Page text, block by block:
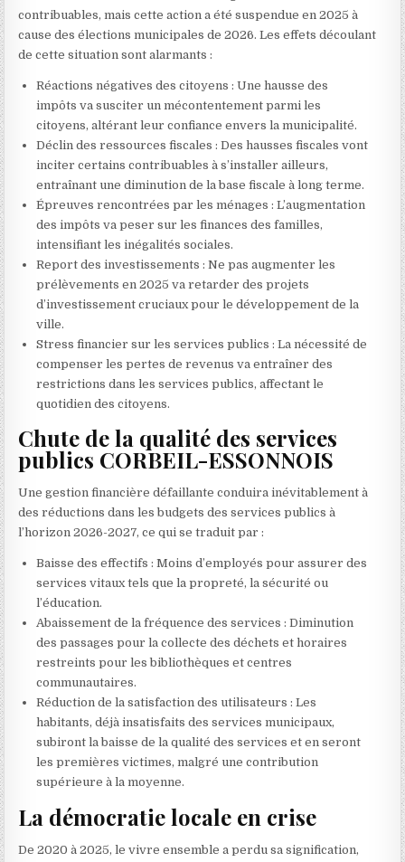
contribuables, mais cette action a été suspendue en 2025 à
cause des élections municipales de 2026. Les effets découlant
de cette situation sont alarmants :
Réactions négatives des citoyens : Une hausse des
impôts va susciter un mécontentement parmi les
citoyens, altérant leur confiance envers la municipalité.
Déclin des ressources fiscales : Des hausses fiscales vont
inciter certains contribuables à s’installer ailleurs,
entraînant une diminution de la base fiscale à long terme.
Épreuves rencontrées par les ménages : L’augmentation
des impôts va peser sur les finances des familles,
intensifiant les inégalités sociales.
Report des investissements : Ne pas augmenter les
prélèvements en 2025 va retarder des projets
d’investissement cruciaux pour le développement de la
ville.
Stress financier sur les services publics : La nécessité de
compenser les pertes de revenus va entraîner des
restrictions dans les services publics, affectant le
quotidien des citoyens.
Chute de la qualité des services
publics CORBEIL-ESSONNOIS
Une gestion financière défaillante conduira inévitablement à
des réductions dans les budgets des services publics à
l’horizon 2026-2027, ce qui se traduit par :
Baisse des effectifs : Moins d’employés pour assurer des
services vitaux tels que la propreté, la sécurité ou
l’éducation.
Abaissement de la fréquence des services : Diminution
des passages pour la collecte des déchets et horaires
restreints pour les bibliothèques et centres
communautaires.
Réduction de la satisfaction des utilisateurs : Les
habitants, déjà insatisfaits des services municipaux,
subiront la baisse de la qualité des services et en seront
les premières victimes, malgré une contribution
supérieure à la moyenne.
La démocratie locale en crise
De 2020 à 2025, le vivre ensemble a perdu sa signification,